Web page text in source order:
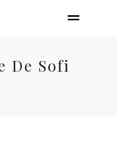
De Sofi